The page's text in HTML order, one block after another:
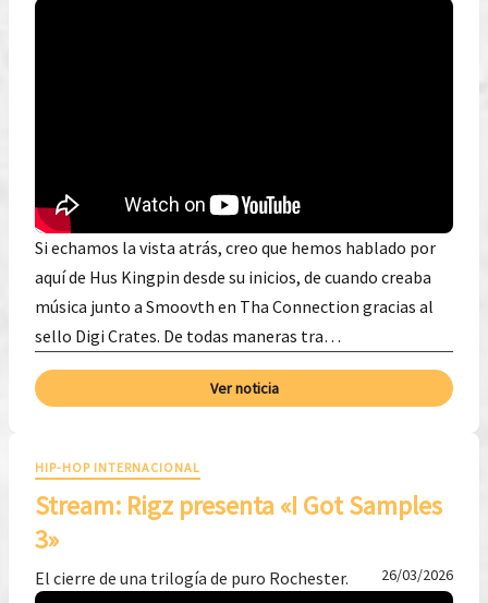
Si echamos la vista atrás, creo que hemos hablado por
aquí de Hus Kingpin desde su inicios, de cuando creaba
música junto a Smoovth en Tha Connection gracias al
sello Digi Crates. De todas maneras tra…
Ver noticia
HIP-HOP INTERNACIONAL
Stream: Rigz presenta «I Got Samples
3»
El cierre de una trilogía de puro Rochester. 26/03/2026